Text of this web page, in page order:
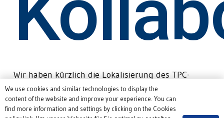
Wir haben kürzlich die Lokalisierung des TPC-
Proteins 1 (TPC1) in der Niere und seine
funktionelle Rolle bei der dynamischen
Regulierung des tubulären Transports untersucht.
We use cookies and similar technologies to display the
content of the website and improve your experience. You can
find more information and settings by clicking on the Cookies